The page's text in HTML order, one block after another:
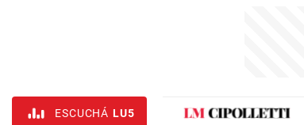
ESCUCHÁ LU5